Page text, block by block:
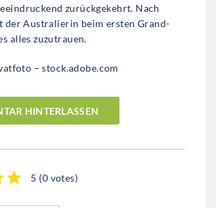
zurückgekehrt. Nach
der Australierin beim ersten Grand-
alles zuzutrauen.
– stock.adobe.com
HINTERLASSEN
5 (0 votes)